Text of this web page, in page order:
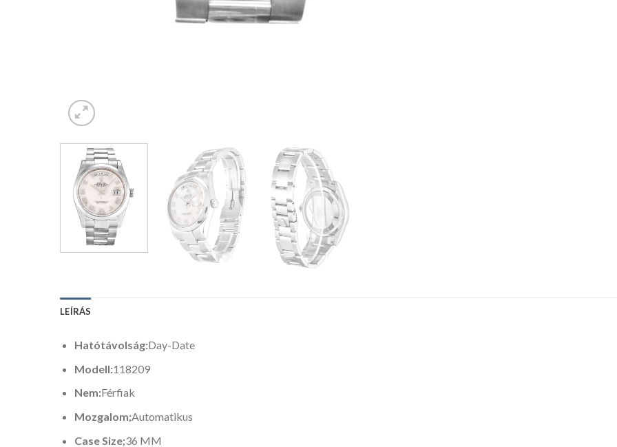
LEÍRÁS
Hatótávolság:Day-Date
Modell:118209
Nem:Férfiak
Mozgalom;Automatikus
Case Size;36 MM